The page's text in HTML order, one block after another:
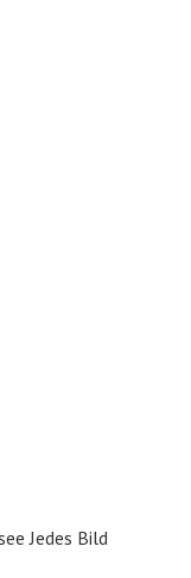
Jedes Bild